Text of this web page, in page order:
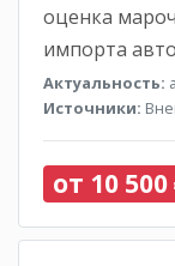
оценка
импорта
Актуальность:
Источники:
от 10 500